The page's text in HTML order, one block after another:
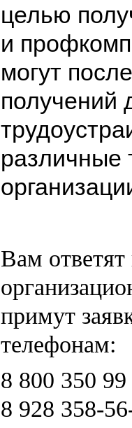
целью
и
могут
получений
различные
Вам ответят
примут
телефонам:
8 800 350 99
8 928 358-